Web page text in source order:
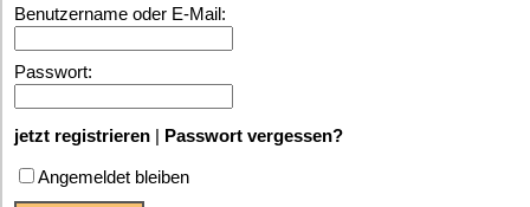
Benutzername oder E-Mail:
Passwort:
jetzt registrieren | Passwort vergessen?
Angemeldet bleiben